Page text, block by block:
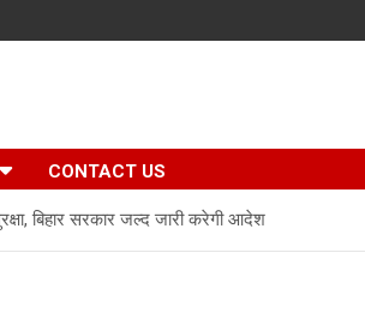
CONTACT US
बिहार सरकार जल्द जारी करेगी आदेश